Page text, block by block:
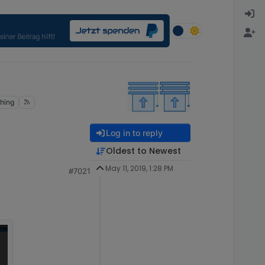
OpenChild etc.
Wahlmöglichkeit#7021
Log in to reply
Oldest to Newest
May 11, 2019, 1:28 PM